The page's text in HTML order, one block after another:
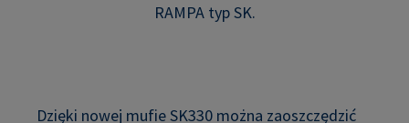
RAMPA typ SK.
Dzięki nowej mufie SK330 można zaoszczędzić